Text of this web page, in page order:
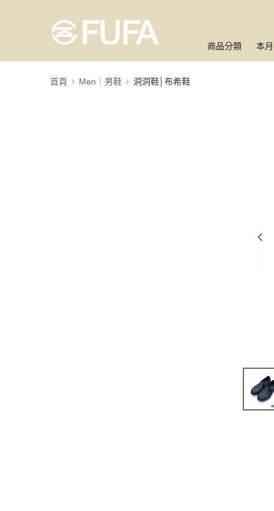
商品分類 本
首頁 Men｜男鞋 洞洞鞋│布希鞋